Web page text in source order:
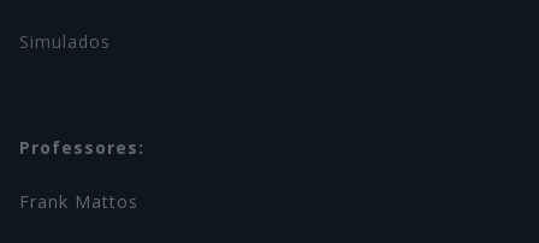
Simulados
Professores:
Frank Mattos